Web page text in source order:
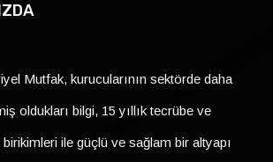
Mutfak, kurucularının sektörde daha
oldukları bilgi, 15 yıllık tecrübe ve
ile güçlü ve sağlam bir altyapı